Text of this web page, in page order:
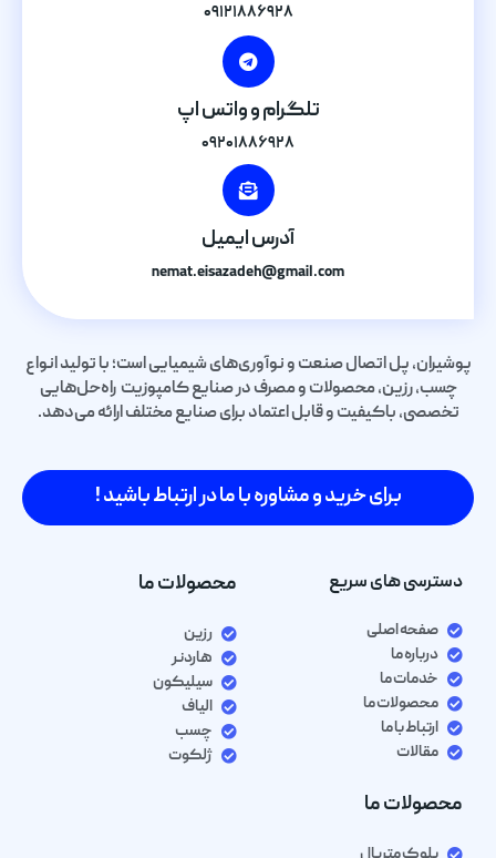
۰۹۱۲۱۸۸۶۹۲۸
تلگرام و واتس اپ
۰۹۲۰۱۸۸۶۹۲۸
آدرس ایمیل
nemat.eisazadeh@gmail.com
پوشیران، پل اتصال صنعت و نوآوری‌های شیمیایی است؛ با تولید انواع
چسب، رزین، محصولات و مصرف در صنایع کامپوزیت راه‌حل‌هایی
تخصصی، باکیفیت و قابل اعتماد برای صنایع مختلف ارائه می‌دهد.
برای خرید و مشاوره با ما در ارتباط باشید !
دسترسی های سریع
صفحه اصلی
درباره ما
خدمات ما
محصولات ما
ارتباط با ما
مقالات
محصولات ما
رزین
هاردنر
سیلیکون
الیاف
چسب
ژلکوت
محصولات ما